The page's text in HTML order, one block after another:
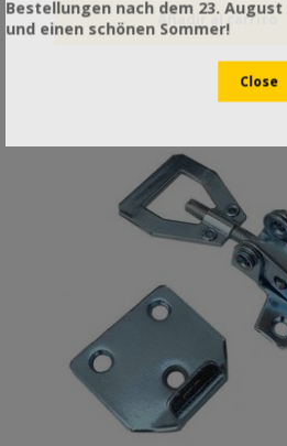
Bestellungen nach dem 23.
und einen schönen Sommer!